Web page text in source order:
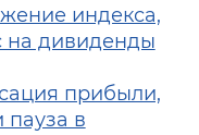
индекса,
на дивиденды
прибыли,
в